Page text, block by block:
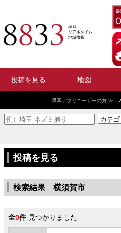
投稿を見る 地図
早耳アプリユーザーの方 ≫
投稿を見る
検索結果 横須賀市
全0件 見つかりました